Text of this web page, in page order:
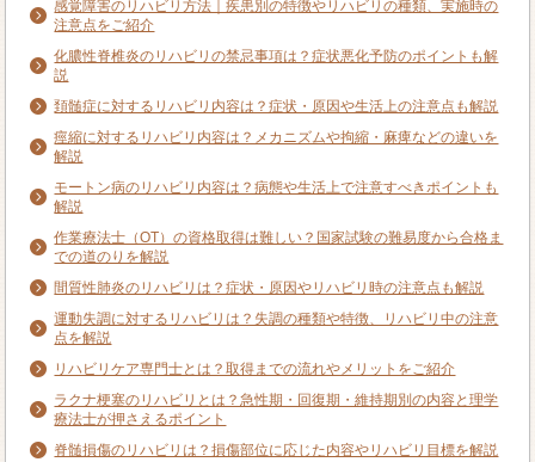
感覚障害のリハビリ方法｜疾患別の特徴やリハビリの種類、実施時の
注意点をご紹介
化膿性脊椎炎のリハビリの禁忌事項は？症状悪化予防のポイントも解
説
頚髄症に対するリハビリ内容は？症状・原因や生活上の注意点も解説
痙縮に対するリハビリ内容は？メカニズムや拘縮・麻痺などの違いを
解説
モートン病のリハビリ内容は？病態や生活上で注意すべきポイントも
解説
作業療法士（OT）の資格取得は難しい？国家試験の難易度から合格ま
での道のりを解説
間質性肺炎のリハビリは？症状・原因やリハビリ時の注意点も解説
運動失調に対するリハビリは？失調の種類や特徴、リハビリ中の注意
点を解説
リハビリケア専門士とは？取得までの流れやメリットをご紹介
ラクナ梗塞のリハビリとは？急性期・回復期・維持期別の内容と理学
療法士が押さえるポイント
脊髄損傷のリハビリは？損傷部位に応じた内容やリハビリ目標を解説